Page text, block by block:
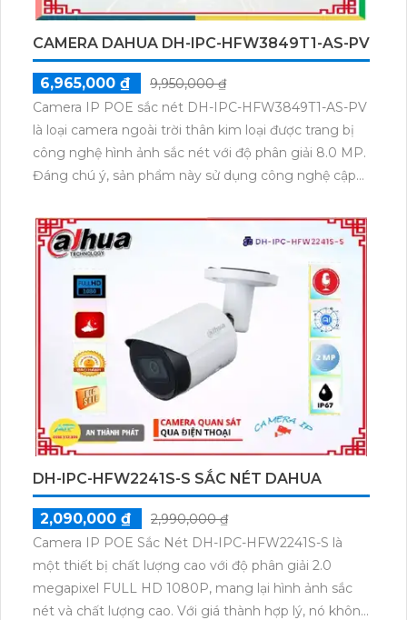
CAMERA DAHUA DH-IPC-HFW3849T1-AS-PV
6,965,000 ₫
9,950,000 ₫
Camera IP POE sắc nét DH-IPC-HFW3849T1-AS-PV
là loại camera ngoài trời thân kim loại được trang bị
công nghệ hình ảnh sắc nét với độ phân giải 8.0 MP.
Đáng chú ý, sản phẩm này sử dụng công nghệ cập
qua một dây cáp duy nhất. Đây là lựa chọn lý tưởng
cho các hệ thống lớn với khả năng tốt nhất.Camera
này cũng được trang bị công nghệ AI báo động
thông minh, hạn chế báo động giả, giúp ngăn chặn
những hiện tượng không mong muốn. Một ưu điểm
khác của sản phẩm là khả năng xem ban đêm full
color trong khoảng cách 30m, giúp giám sát ban
đêm hiệu quả và phù hợp. Chất lượng hình ảnh và
màu sắc cũng đảm bảo tốt mọi lúc, ngay cả vào ban
đêm.
DH-IPC-HFW2241S-S SẮC NÉT DAHUA
2,090,000 ₫
2,990,000 ₫
Camera IP POE Sắc Nét DH-IPC-HFW2241S-S là
một thiết bị chất lượng cao với độ phân giải 2.0
megapixel FULL HD 1080P, mang lại hình ảnh sắc
nét và chất lượng cao. Với giá thành hợp lý, nó không